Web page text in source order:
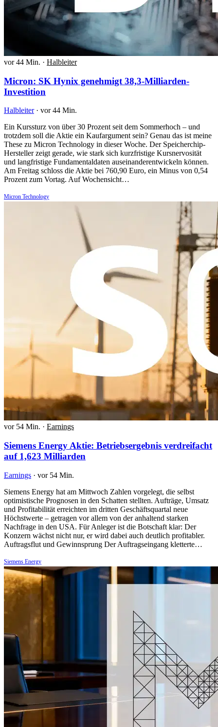
vor 44 Min. · Halbleiter
Micron: SK Hynix genehmigt 38,3-Milliarden-
Investition
Halbleiter · vor 44 Min.
Ein Kurssturz von über 30 Prozent seit dem Sommerhoch – und
trotzdem soll die Aktie ein Kaufargument sein? Genau das ist meine
These zu Micron Technology in dieser Woche. Der Speicherchip-
Hersteller zeigt gerade, wie stark sich kurzfristige Kursnervosität
und langfristige Fundamentaldaten auseinanderentwickeln können.
Am Freitag schloss die Aktie bei 760,90 Euro, ein Minus von 0,54
Prozent zum Vortag. Auf Wochensicht…
Micron Technology
vor 54 Min. · Earnings
Siemens Energy Aktie: Betriebsergebnis verdreifacht
auf 1,623 Milliarden
Earnings · vor 54 Min.
Siemens Energy hat am Mittwoch Zahlen vorgelegt, die selbst
optimistische Prognosen in den Schatten stellten. Aufträge, Umsatz
und Profitabilität erreichten im dritten Geschäftsquartal neue
Höchstwerte – getragen vor allem von der anhaltend starken
Nachfrage in den USA. Für Anleger ist die Botschaft klar: Der
Konzern wächst nicht nur, er wird dabei auch deutlich profitabler.
Auftragsflut und Gewinnsprung Der Auftragseingang kletterte…
Siemens Energy